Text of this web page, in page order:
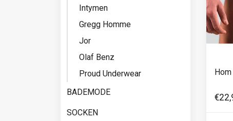
Intymen
Gregg Homme
Jor
Olaf Benz
Proud Underwear
BADEMODE
SOCKEN